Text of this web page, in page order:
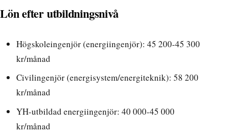
Lön efter utbildningsnivå
Högskoleingenjör (energiingenjör): 45 200-45 300
kr/månad
Civilingenjör (energisystem/energiteknik): 58 200
kr/månad
YH-utbildad energiingenjör: 40 000-45 000
kr/månad